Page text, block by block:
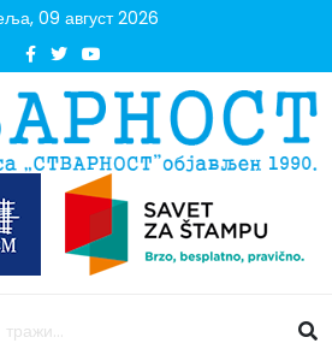
09 август 2026